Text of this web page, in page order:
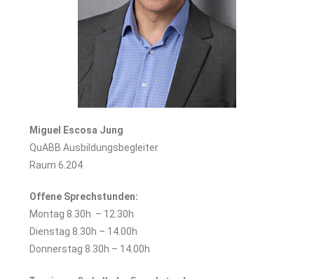
Miguel Escosa Jung
QuABB Ausbildungsbegleiter
Raum 6.204
Offene Sprechstunden:
Montag 8.30h – 12.30h
Dienstag 8.30h – 14.00h
Donnerstag 8.30h – 14.00h